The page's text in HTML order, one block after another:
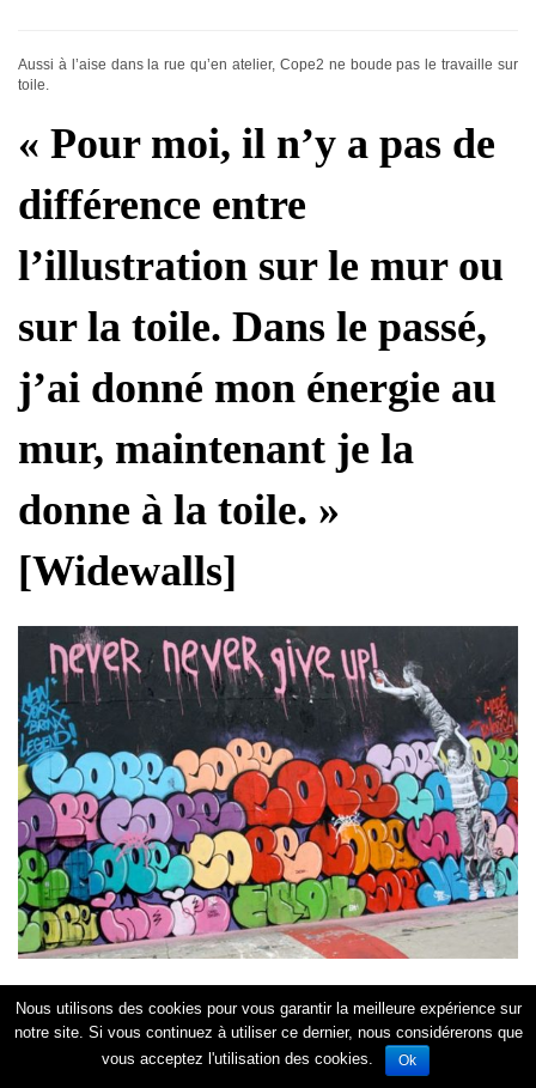
Aussi à l’aise dans la rue qu’en atelier, Cope2 ne boude pas le travaille sur
toile.
« Pour moi, il n’y a pas de
différence entre
l’illustration sur le mur ou
sur la toile. Dans le passé,
j’ai donné mon énergie au
mur, maintenant je la
donne à la toile. »
[Widewalls]
Nous utilisons des cookies pour vous garantir la meilleure expérience sur
notre site. Si vous continuez à utiliser ce dernier, nous considérerons que
vous acceptez l'utilisation des cookies.
Ok